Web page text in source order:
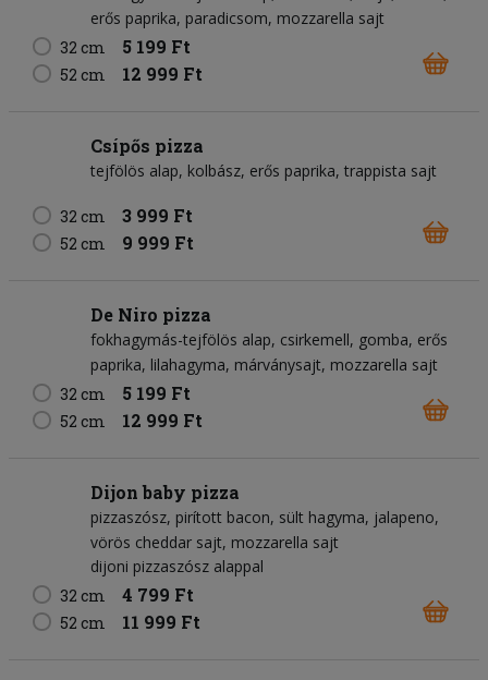
erős paprika paradicsom mozzarella sajt
32 cm
5 199 Ft
52 cm 12 999 Ft
Csípős pizza
tejfölös alap kolbász erős paprika trappista sajt
32 cm 3 999 Ft
52 cm 9 999 Ft
De Niro pizza
fokhagymás-tejfölös alap csirkemell gomba erős
paprika lilahagyma márványsajt mozzarella sajt
32 cm
5 199 Ft
52 cm 12 999 Ft
Dijon baby pizza
pizzaszósz pirított bacon sült hagyma jalapeno
vörös cheddar sajt mozzarella sajt
dijoni pizzaszósz alappal
32 cm
4 799 Ft
52 cm 11 999 Ft